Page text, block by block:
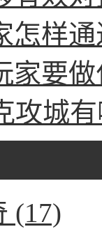
怎样
家要
攻城
(17)